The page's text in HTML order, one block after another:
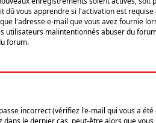
vous apprendre si l'activation est requise
l'adresse e-mail que vous avez fournie
utilisateurs malintentionnés abuser du
forum.
incorrect (vérifiez l'e-mail qui vous a
le dernier cas, peut-être alors que vous